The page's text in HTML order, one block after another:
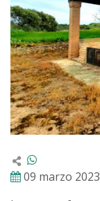
09 marzo 2023